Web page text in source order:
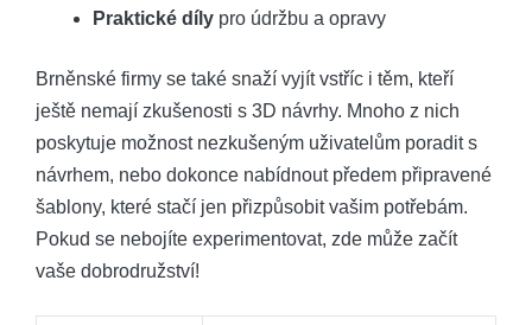
Praktické díly pro údržbu a opravy
Brněnské firmy se také snaží vyjít vstříc i těm, kteří
ještě nemají zkušenosti s 3D návrhy. Mnoho z nich
poskytuje možnost nezkušeným uživatelům poradit s
návrhem, nebo dokonce nabídnout předem připravené
šablony, které stačí jen přizpůsobit vašim potřebám.
Pokud se nebojíte experimentovat, zde může začít
vaše dobrodružství!